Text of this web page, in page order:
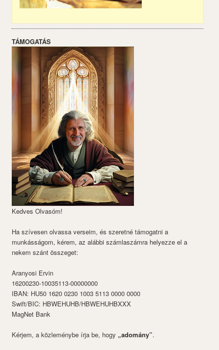
TÁMOGATÁS
Kedves Olvasóm!
Ha szívesen olvassa verseim, és szeretné támogatni a
munkásságom, kérem, az alábbi számlaszámra helyezze el a
nekem szánt összeget:
Aranyosi Ervin
16200230-10035113-00000000
IBAN: HU50 1620 0230 1003 5113 0000 0000
Swift/BIC: HBWEHUHB/HBWEHUHBXXX
MagNet Bank
Kérjem, a közleménybe írja be, hogy „adomány”.